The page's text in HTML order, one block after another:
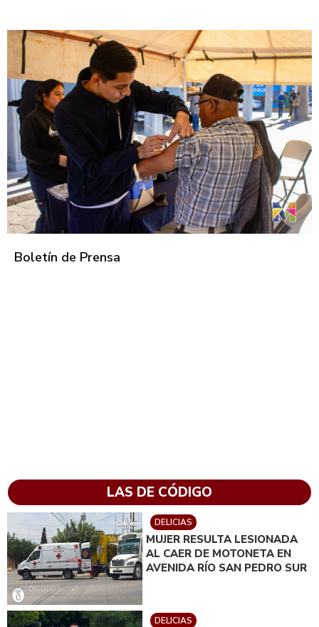
Boletín de Prensa
LAS DE CÓDIGO
DELICIAS
MUJER RESULTA LESIONADA
AL CAER DE MOTONETA EN
AVENIDA RÍO SAN PEDRO SUR
DELICIAS